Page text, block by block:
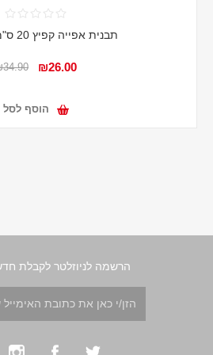
תבנית אפייה קפיץ 20 ס"מ Torteria
₪26.00
הוסף לסל
הרשמה לניוזלטר לקבלת